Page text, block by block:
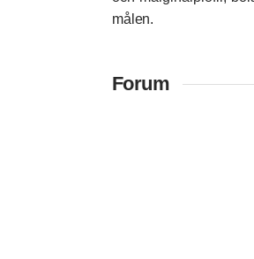
målen.
Forum